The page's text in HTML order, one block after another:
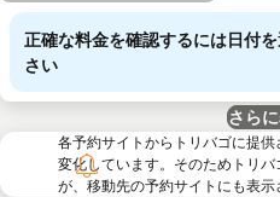
正確な料金を確認するには日付
さい
さら
各予約サイトからトリバゴに提
変化しています。そのためトリ
が、移動先の予約サイトにも表示